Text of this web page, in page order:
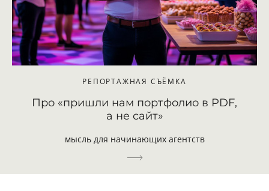
РЕПОРТАЖНАЯ СЪЁМКА
Про «пришли нам портфолио в PDF,
а не сайт»
мысль для начинающих агентств